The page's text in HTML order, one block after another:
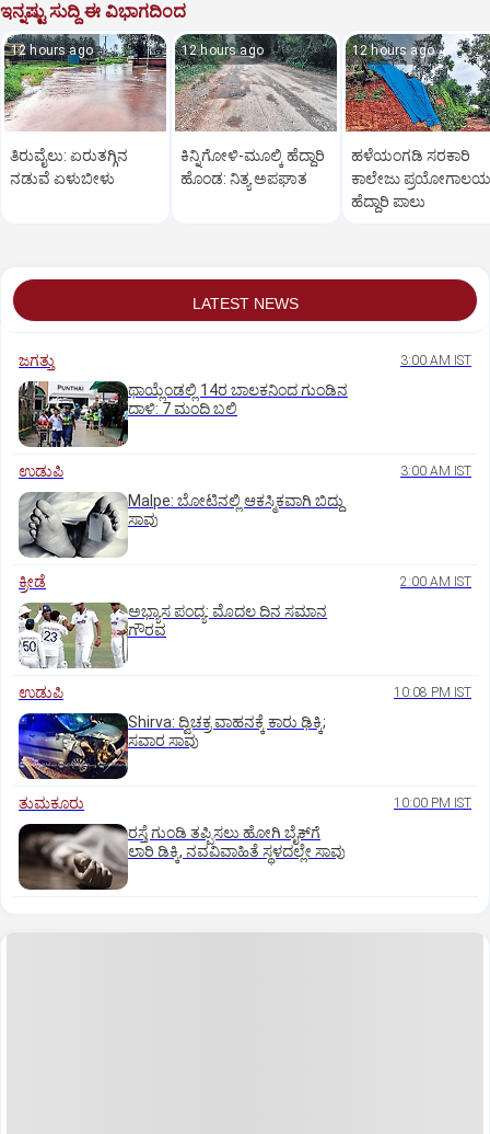
ಇನ್ನಷ್ಟು ಸುದ್ದಿ ಈ ವಿಭಾಗದಿಂದ
12 hours ago
ತಿರುವೈಲು: ಏರುತಗ್ಗಿನ
ನಡುವೆ ಏಳುಬೀಳು
12 hours ago
ಕಿನ್ನಿಗೋಳಿ-ಮೂಲ್ಕಿ ಹೆದ್ದಾರಿ
ಹೊಂಡ: ನಿತ್ಯ ಅಪಘಾತ
12 hours ago
ಹಳೆಯಂಗಡಿ ಸರಕಾರಿ
ಕಾಲೇಜು ಪ್ರಯೋಗಾಲಯ
ಹೆದ್ದಾರಿ ಪಾಲು
LATEST NEWS
ಜಗತ್ತು 3:00 AM IST
ಥಾಯ್ಲೆಂಡಲ್ಲಿ 14ರ ಬಾಲಕನಿಂದ ಗುಂಡಿನ
ದಾಳಿ: 7 ಮಂದಿ ಬಲಿ
ಉಡುಪಿ 3:00 AM IST
Malpe: ಬೋಟಿನಲ್ಲಿ ಆಕಸ್ಮಿಕವಾಗಿ ಬಿದ್ದು
ಸಾವು
ಕ್ರೀಡೆ 2:00 AM IST
ಅಭ್ಯಾಸ ಪಂದ್ಯ: ಮೊದಲ ದಿನ ಸಮಾನ
ಗೌರವ
ಉಡುಪಿ 10:08 PM IST
Shirva: ದ್ವಿಚಕ್ರ ವಾಹನಕ್ಕೆ ಕಾರು ಢಿಕ್ಕಿ;
ಸವಾರ ಸಾವು
ತುಮಕೂರು 10:00 PM IST
ರಸ್ತೆ ಗುಂಡಿ ತಪ್ಪಿಸಲು ಹೋಗಿ ಬೈಕ್‌ಗೆ
ಲಾರಿ ಡಿಕ್ಕಿ, ನವವಿವಾಹಿತೆ ಸ್ಥಳದಲ್ಲೇ ಸಾವು